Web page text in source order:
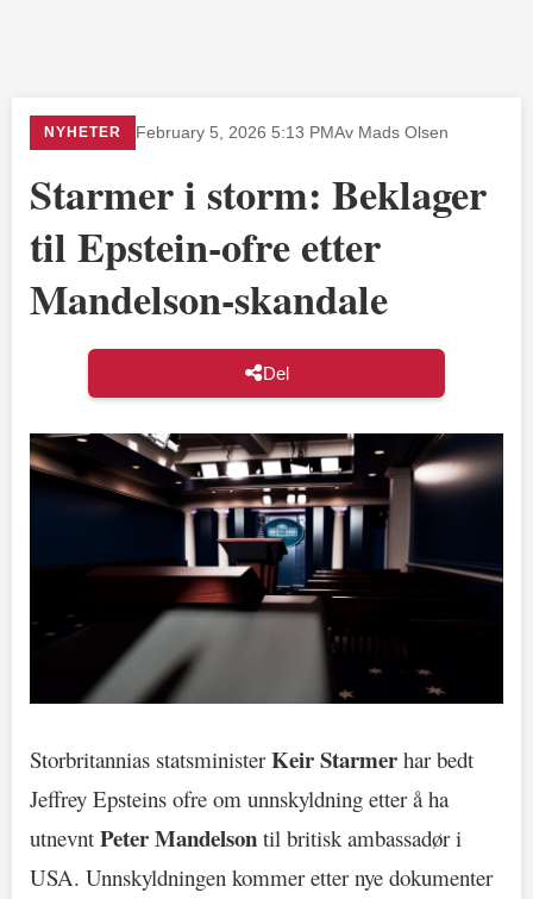
NYHETER February 5, 2026 5:13 PMAv Mads Olsen
Starmer i storm: Beklager
til Epstein-ofre etter
Mandelson-skandale
Del
Storbritannias statsministerKeir Starmer har bedt
Jeffrey Epsteins ofre om unnskyldning etter å ha
utnevnt Peter Mandelson til britisk ambassadør i
USA. Unnskyldningen kommer etter nye dokumenter